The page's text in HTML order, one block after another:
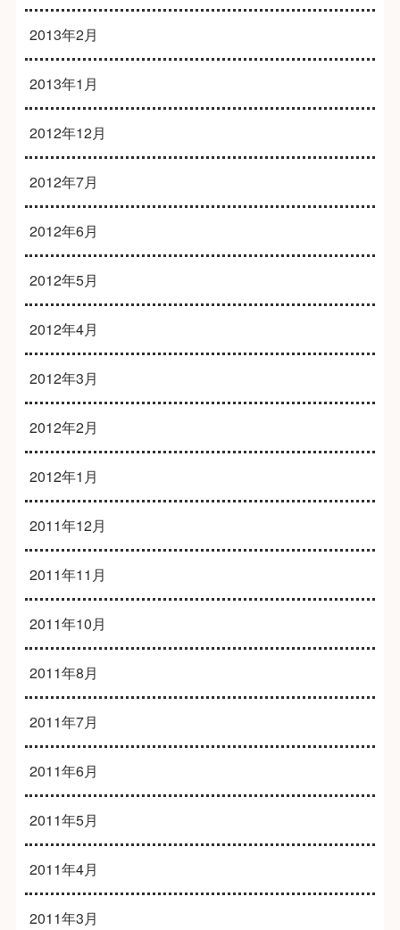
2013年2月
2013年1月
2012年12月
2012年7月
2012年6月
2012年5月
2012年4月
2012年3月
2012年2月
2012年1月
2011年12月
2011年11月
2011年10月
2011年8月
2011年7月
2011年6月
2011年5月
2011年4月
2011年3月